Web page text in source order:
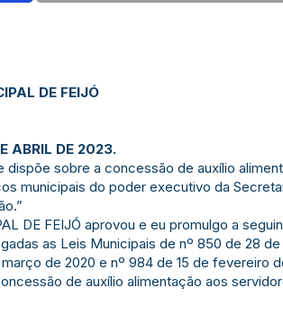
DE FEIJÓ
ABRIL DE 2023.
dispõe sobre a concessão de auxílio
municipais do poder executivo da
DE FEIJÓ aprovou e eu promulgo a
as Leis Municipais de nº 850 de 28
de 2020 e nº 984 de 15 de fevereiro
de auxílio alimentação aos